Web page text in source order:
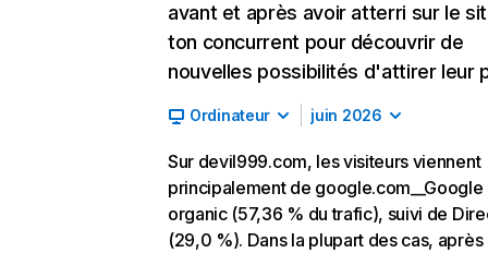
avant et après avoir atterri sur le
ton concurrent pour découvrir de
nouvelles possibilités d'attirer leur
Ordinateur juin 2026
Sur devil999.com, les visiteurs viennent
principalement de google.com__Google
organic (57,36 % du trafic), suivi de
(29,0 %). Dans la plupart des cas, après